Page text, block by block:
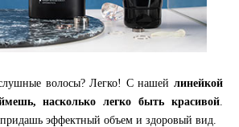
волосы? Легко! С нашей линейкой
насколько легко быть красивой
эффектный объем и здоровый вид.